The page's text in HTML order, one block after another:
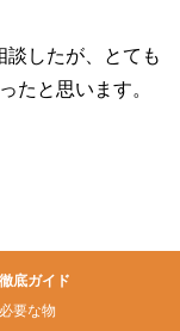
談したが、とても
たと思います。
底ガイド
要な物